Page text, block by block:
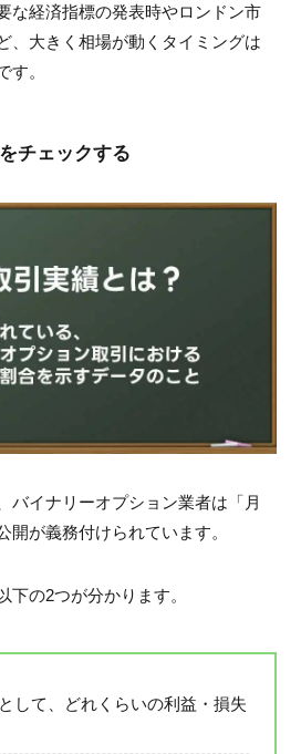
な経済指標の発表時やロンドン市
、大きく相場が動くタイミングは
す。
チェックする
バイナリーオプション業者は「月
開が義務付けられています。
下の2つが分かります。
して、どれくらいの利益・損失